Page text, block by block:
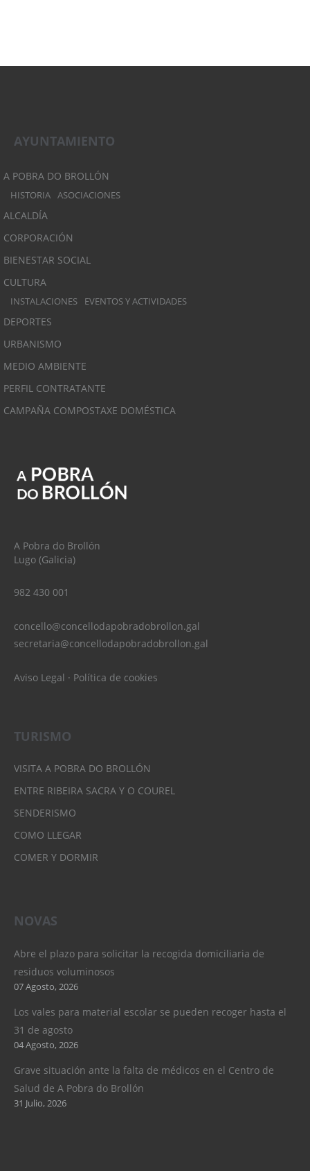
AYUNTAMIENTO
A POBRA DO BROLLÓN
HISTORIA ASOCIACIONES
ALCALDÍA
CORPORACIÓN
BIENESTAR SOCIAL
CULTURA
INSTALACIONES EVENTOS Y ACTIVIDADES
DEPORTES
URBANISMO
MEDIO AMBIENTE
PERFIL CONTRATANTE
CAMPAÑA COMPOSTAXE DOMÉSTICA
A Pobra do Brollón
Lugo (Galicia)
982 430 001
concello@concellodapobradobrollon.gal
secretaria@concellodapobradobrollon.gal
Aviso Legal · Política de cookies
TURISMO
VISITA A POBRA DO BROLLÓN
ENTRE RIBEIRA SACRA Y O COUREL
SENDERISMO
COMO LLEGAR
COMER Y DORMIR
NOVAS
Abre el plazo para solicitar la recogida domiciliaria de
residuos voluminosos
07 Agosto, 2026
Los vales para material escolar se pueden recoger hasta el
31 de agosto
04 Agosto, 2026
Grave situación ante la falta de médicos en el Centro de
Salud de A Pobra do Brollón
31 Julio, 2026